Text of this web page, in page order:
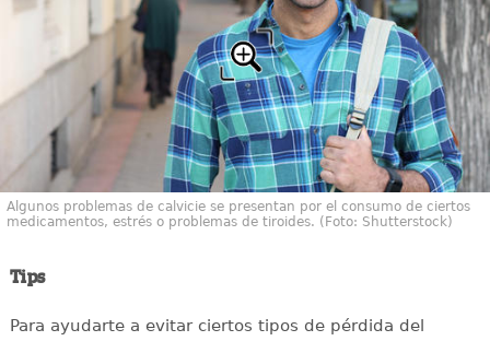
Algunos problemas de calvicie se presentan por el consumo de ciertos
medicamentos, estrés o problemas de tiroides. (Foto: Shutterstock)
Tips
Para ayudarte a evitar ciertos tipos de pérdida del